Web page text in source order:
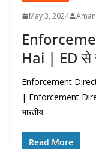
May 3, 2024 Aman
Hai | ED से
Enforcement
| Enforcement
भारतीय
Read More